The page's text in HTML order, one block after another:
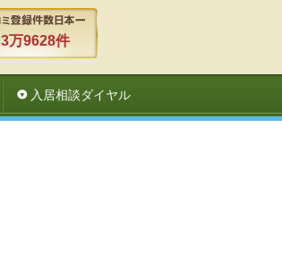
3万9628件
入居相談ダイヤル